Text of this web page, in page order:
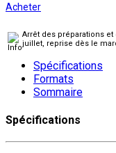
Acheter
Arrêt des préparations
juillet, reprise dès le
Spécifications
Formats
Sommaire
Spécifications